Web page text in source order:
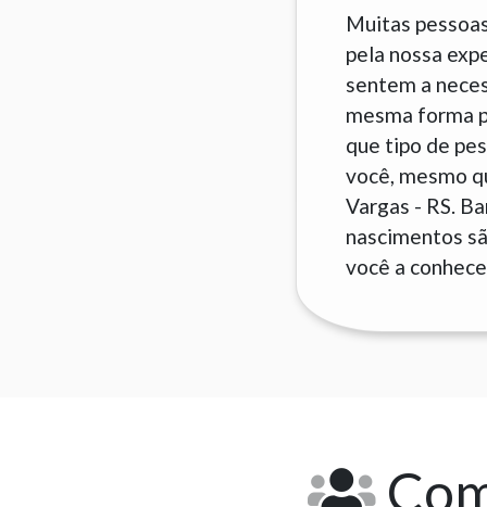
Muitas
pela nossa
sentem a
mesma forma
que tipo de
você, mesmo
Vargas - RS.
nascimentos
você a